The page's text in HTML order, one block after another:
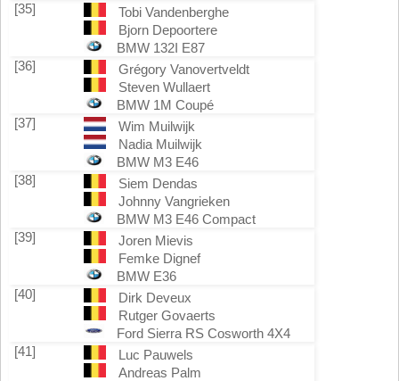
[35]
Tobi Vandenberghe
Bjorn Depoortere
BMW 132I E87
[36]
Grégory Vanovertveldt
Steven Wullaert
BMW 1M Coupé
[37]
Wim Muilwijk
Nadia Muilwijk
BMW M3 E46
[38]
Siem Dendas
Johnny Vangrieken
BMW M3 E46 Compact
[39]
Joren Mievis
Femke Dignef
BMW E36
[40]
Dirk Deveux
Rutger Govaerts
Ford Sierra RS Cosworth 4X4
[41]
Luc Pauwels
Andreas Palm